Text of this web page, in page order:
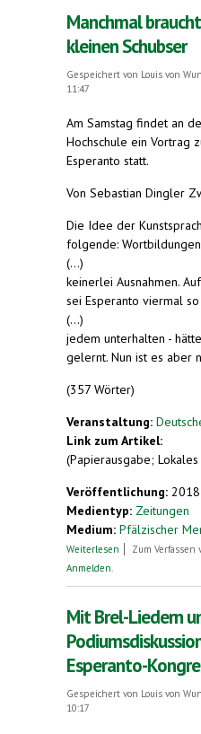
Manchmal
kleinen Schubser
Gespeichert von Louis von
11:47
Am Samstag findet an
Hochschule ein Vortrag
Esperanto statt.
Von Sebastian Dingler
Die Idee der
folgende:
(...)
keinerlei Ausnahmen.
sei Esperanto viermal
(...)
jedem unterhalten -
gelernt. Nun ist es aber
(357 Wörter)
Veranstaltung:
Link zum Artikel:
(Papierausgabe;
Veröffentlichung:
Medientyp: Zeitungen
Medium: Pfälzischer
Weiterlesen über Manchmal
Zum
Anmelden
Mit Brel-Liedern
Esperanto-
Gespeichert von Louis von
10:17